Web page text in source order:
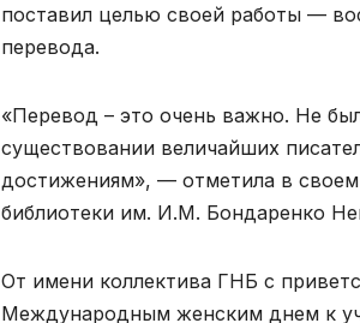
поставил целью своей работы —
перевода.
«Перевод – это очень важно. Не
существовании величайших
достижениям», — отметила в
библиотеки им. И.М. Бондаренко
От имени коллектива ГНБ с
Международным женским днем к